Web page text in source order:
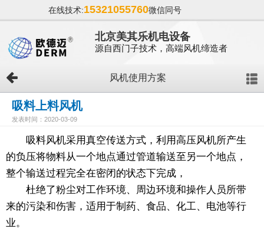
在线技术:15321055760微信同号
北京美其乐机电设备
源自西门子技术，高端风机缔造者
风机使用方案
吸料上料风机
发表时间：2020-03-09
吸料风机采用真空传送方式，利用高压风机所产生
的负压将物料从一个地点通过管道输送至另一个地点，
整个输送过程完全在密闭的状态下完成，
杜绝了粉尘对工作环境、周边环境和操作人员所带
来的污染和伤害，适用于制药、食品、化工、电池等行
业。